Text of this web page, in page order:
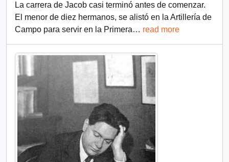
La carrera de Jacob casi terminó antes de comenzar.
El menor de diez hermanos, se alistó en la Artillería de
Campo para servir en la Primera… read more